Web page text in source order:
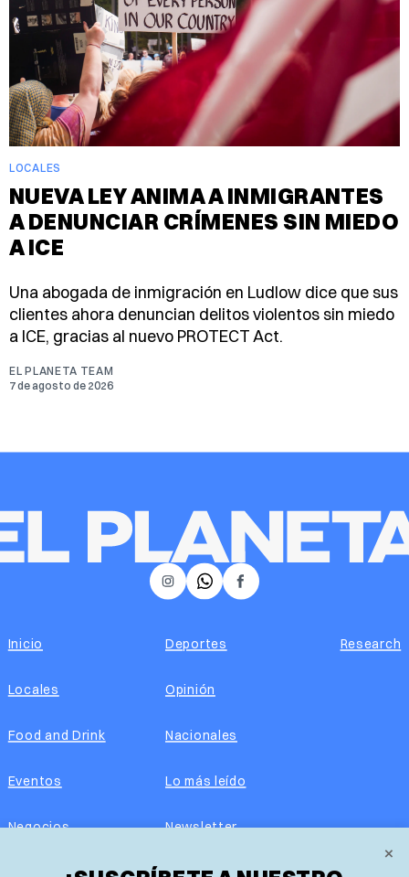
LOCALES
NUEVA LEY ANIMA A INMIGRANTES
A DENUNCIAR CRÍMENES SIN MIEDO
A ICE
Una abogada de inmigración en Ludlow dice que sus
clientes ahora denuncian delitos violentos sin miedo
a ICE, gracias al nuevo PROTECT Act.
EL PLANETA TEAM
7 de agosto de 2026
×
𝕏 Facebook
Instagram
Inicio
Locales
Food and Drink
Eventos
Negocios
Real Estate
Deportes
Opinión
Nacionales
Lo más leído
Newsletter
Edición impresa
Research